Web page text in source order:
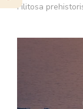
Filitosa